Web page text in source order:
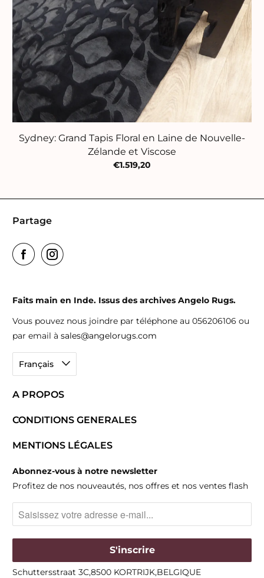
Sydney: Grand Tapis Floral en Laine de Nouvelle-
Zélande et Viscose
€1.519,20
Partage
Faits main en Inde. Issus des archives Angelo Rugs.
Vous pouvez nous joindre par téléphone au 056206106 ou
par email àsales@angelorugs.com
Français
A PROPOS
CONDITIONS GENERALES
MENTIONS LÉGALES
Abonnez-vous à notre newsletter
Profitez de nos nouveautés, nos offres et nos ventes flash
Schuttersstraat 3C,8500 KORTRIJK,BELGIQUE